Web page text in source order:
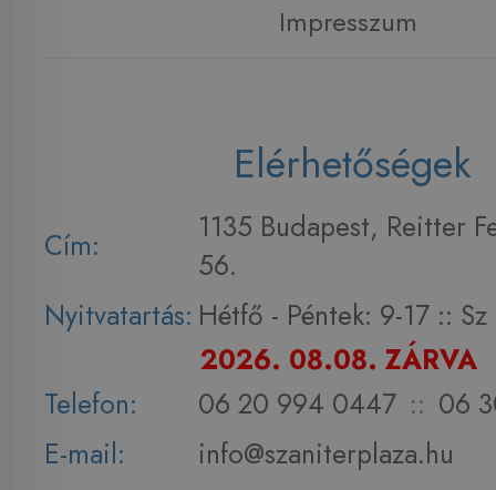
Impresszum
Elérhetőségek
Cím:
1135 Budapest, Reitter
56.
Nyitvatartás: Hétfő - Péntek: 9-17 :: Sz
2026. 08.08. ZÁRVA
Telefon:
06 20 994 0447 :: 06
E-mail:
info@szaniterplaza.hu